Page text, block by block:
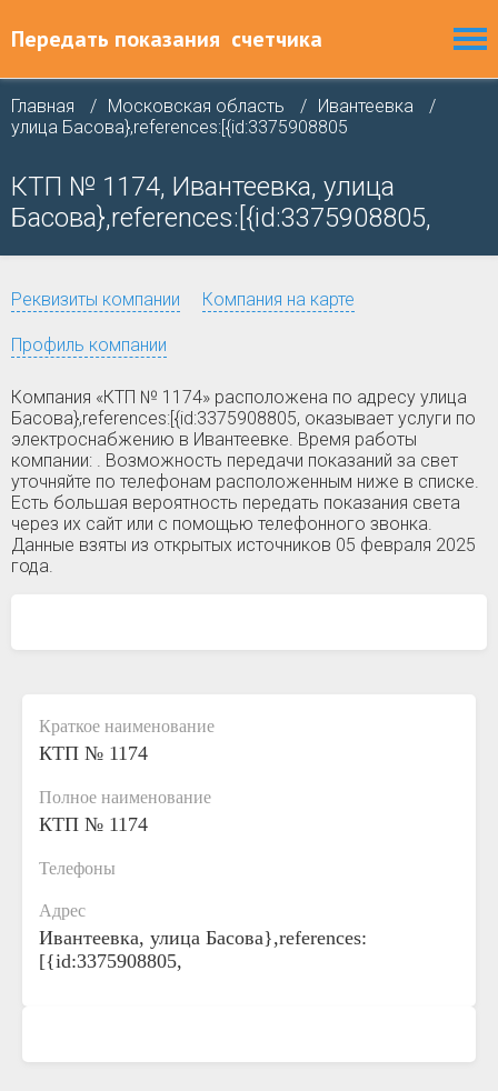
Передать показания счетчика
Главная Московская область
Ивантеевка
улица Басова},references:[{id:3375908805
КТП № 1174, Ивантеевка, улица
Басова},references:[{id:3375908805,
Реквизиты компании Компания на карте
Профиль компании
Компания «КТП № 1174» расположена по адресу улица
Басова},references:[{id:3375908805, оказывает услуги по
электроснабжению в Ивантеевке. Время работы
компании: . Возможность передачи показаний за свет
уточняйте по телефонам расположенным ниже в списке.
Есть большая вероятность передать показания света
через их сайт или с помощью телефонного звонка.
Данные взяты из открытых источников 05 февраля 2025
года.
Краткое наименование
КТП № 1174
Полное наименование
КТП № 1174
Телефоны
Адрес
Ивантеевка, улица Басова},references:
[{id:3375908805,